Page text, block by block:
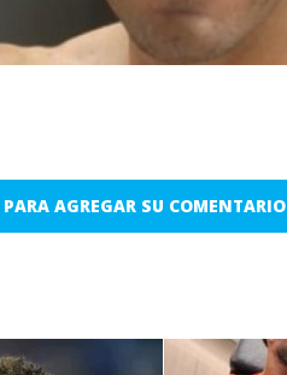
AGREGAR SU COMENTARIO